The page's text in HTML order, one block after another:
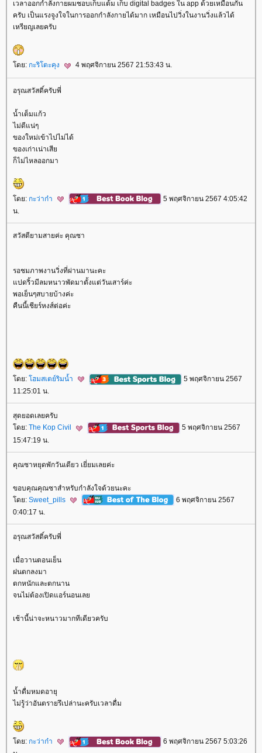
เวลาออกกำลังกายผมชอบเก็บแต้ม เก็บ digital badges ใน app ด้วยเหมือนกัน
ครับ เป็นแรงจูงใจในการออกกำลังกายได้มาก เหมือนไปวิ่งในงานวิ่งแล้วได้
เหรียญเลยครับ
ดย: กะริโตะคุง 4 พฤศจิกายน 2567 21:53:43 น.
อรุณสวัสดิ์ครับพี่
น้ำเต็มแก้ว
ไม่ดีแน่ๆ
ของใหม่เข้าไปไม่ได้
ของเก่าเน่าเสี
ก็ไม่ไหลออกมา
ดย: กะว่าก๋า
5 พฤศจิกายน 2567 4:05:42
น.
สวัสดียามสายค่ะ คุณซา
รอชมภาพงานวิ่งที่ผ่านมานะคะ
ปดริ้วมีลมหนาวพัดมาตั้งแต่วันเสาร์ค่ะ
พอเย็นๆสบายบ้างค่ะ
คืนนี้เชียร์หงส์ต่อค่ะ
ดย: ฮมสเตย์ริมน้ำ
5 พฤศจิกายน 2567
11:25:01 น.
สุดยอดเลยครับ
ดย: The Kop Civil
5 พฤศจิกายน 2567
15:47:19 น.
คุณซาหยุดพักวันเดียว เยี่ยมเลยค่ะ
ขอบคุณคุณซาสำหรับกำลังใจด้วยนะคะ
ดย: Sweet_pills
6 พฤศจิกายน 2567
0:40:17 น.
อรุณสวัสดิ์ครับพี่
เมื่อวานตอนเย็น
ฝนตกลงมา
ตกหนักและตกนาน
จนไม่ต้องเปิดแอร์นอนเล
เช้านี้น่าจะหนาวมากทีเดียวครับ
น้ำดื่มหมดอายุ
ไม่รู้ว่าอันตรายรึเปล่านะครับเวลาดื่ม
ดย: กะว่าก๋า
6 พฤศจิกายน 2567 5:03:26